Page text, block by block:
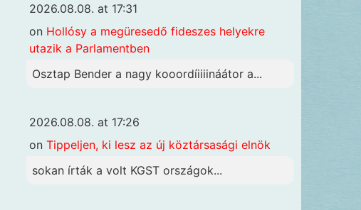
2026.08.08. at 17:31
on Hollósy a megüresedő fideszes helyekre
utazik a Parlamentben
Osztap Bender a nagy kooordíiiiináátor a...
2026.08.08. at 17:26
on Tippeljen, ki lesz az új köztársasági elnök
sokan írták a volt KGST országok...